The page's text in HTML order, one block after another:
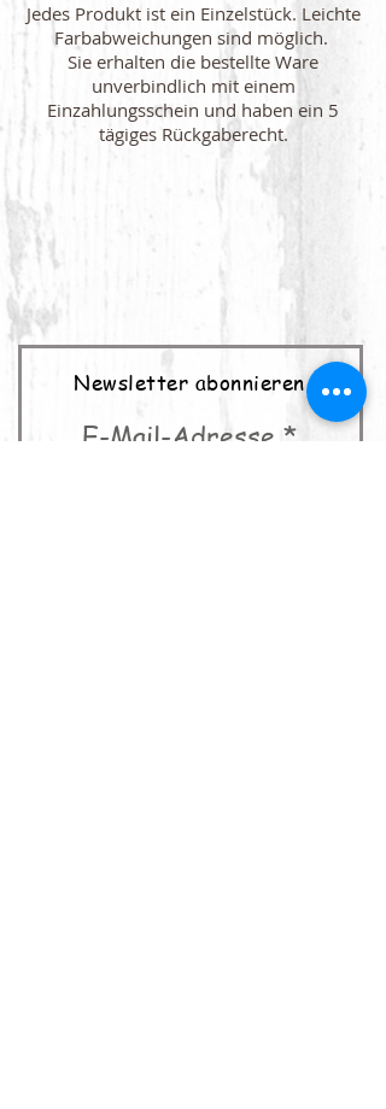
Jedes Produkt ist ein Einzelstück. Leichte
Farbabweichungen sind möglich.
Sie erhalten die bestellte Ware
unverbindlich mit einem
Einzahlungsschein und haben ein 5
tägiges Rückgaberecht.
Newsletter abonnieren
E-Mail-Adresse